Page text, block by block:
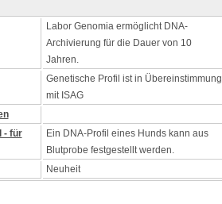
Labor Genomia ermöglicht DNA-
Archivierung für die Dauer von 10
Jahren.
Genetische Profil ist in Übereinstimmung
mit ISAG
- für
Ein DNA-Profil eines Hunds kann aus
Blutprobe festgestellt werden.
Neuheit